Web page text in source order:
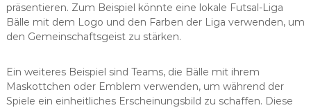
präsentieren. Zum Beispiel könnte eine lokale Futsal-Liga
Bälle mit dem Logo und den Farben der Liga verwenden, um
den Gemeinschaftsgeist zu stärken.
Ein weiteres Beispiel sind Teams, die Bälle mit ihrem
Maskottchen oder Emblem verwenden, um während der
Spiele ein einheitliches Erscheinungsbild zu schaffen. Diese